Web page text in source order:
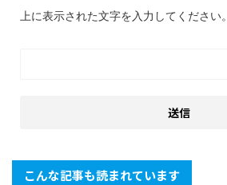
上に表示された文字を入力してください。
こんな記事も読まれています